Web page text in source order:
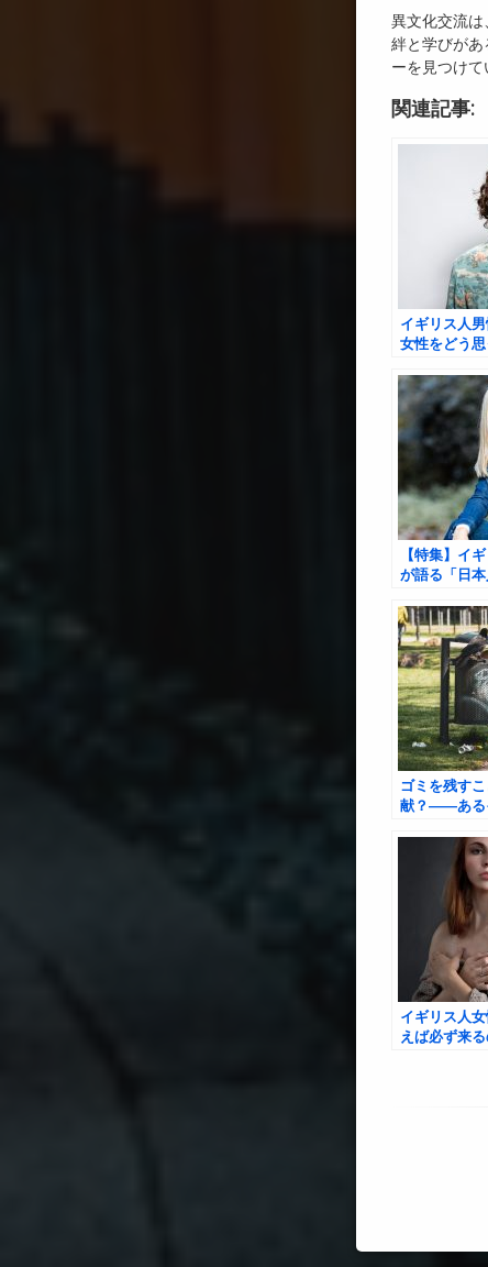
異文化交流
絆と学びが
ーを見つけて
関連記事:
イギリス人
女性をどう
【特集】イ
が語る「日
ップのリアル
ゴミを残す
献？――ある
ぎた恋の話
イギリス人
えば必ず来る